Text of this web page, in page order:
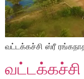
வட்டக்கச்சி ஸ்ரீ